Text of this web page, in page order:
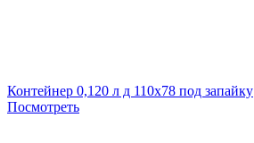
Контейнер 0,120 л д 110х78 под запайку
Посмотреть